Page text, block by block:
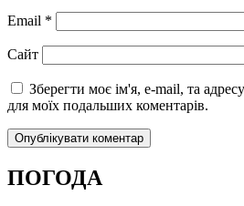
Email *
Сайт
Зберегти моє ім'я, e-mail, та
для моїх подальших коментарів.
ПОГОДА